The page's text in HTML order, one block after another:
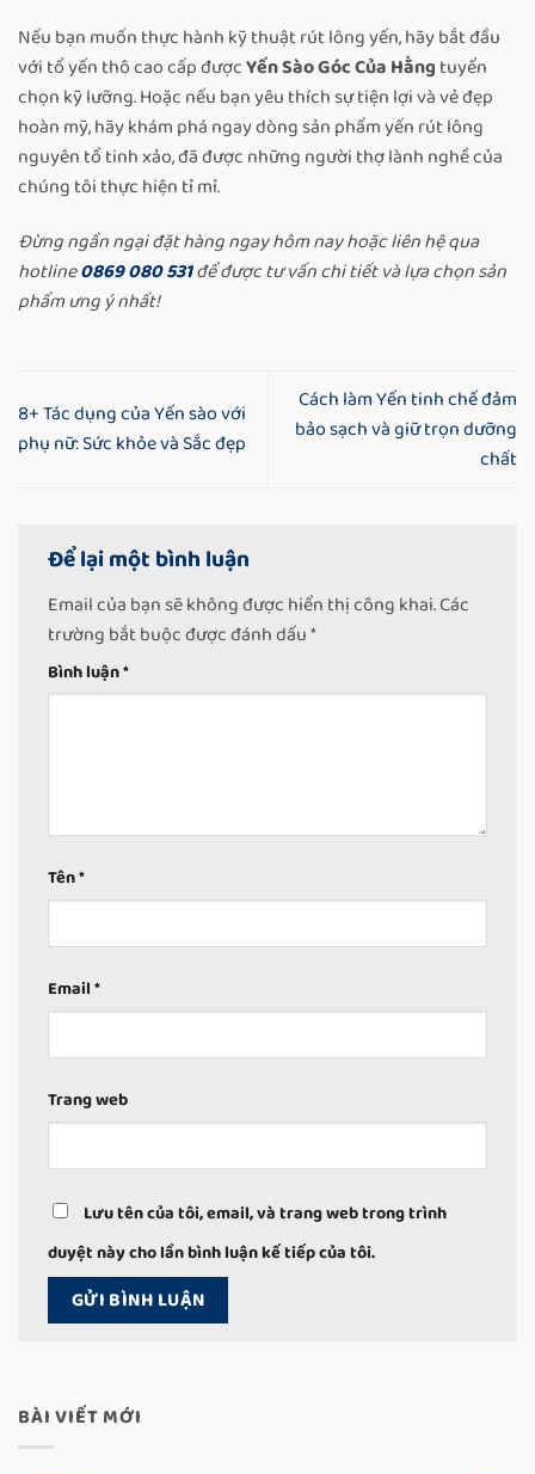
Nếu bạn muốn thực hành kỹ thuật rút lông yến, hãy bắt đầu
với tổ yến thôcao cấp đượcYến Sào Góc Của Hằng tuyển
chọn kỹ lưỡng. Hoặc nếu bạn yêu thích sự tiện lợi và vẻ đẹp
hoàn mỹ, hãy khám phá ngay dòng sản phẩm yến rút lông
nguyên tổ tinh xảo, đã được những người thợ lành nghề của
chúng tôi thực hiện tỉ mỉ.
Đừng ngần ngại đặt hàng ngay hôm nay hoặc liên hệ qua
hotline0869 080 531để được tư vấn chi tiết và lựa chọn sản
phẩm ưng ý nhất!
8+ Tác dụng của Yến sào với
phụ nữ: Sức khỏe và Sắc đẹp
Cách làm Yến tinh chế đảm
bảo sạch và giữ trọn dưỡng
chất
Để lại một bình luận
Email của bạn sẽ không được hiển thị công khai.Các
trường bắt buộc được đánh dấu*
Bình luận*
Tên*
Email*
Trang web
Lưu tên của tôi, email, và trang web trong trình
duyệt này cho lần bình luận kế tiếp của tôi.
BÀI VIẾT MỚI